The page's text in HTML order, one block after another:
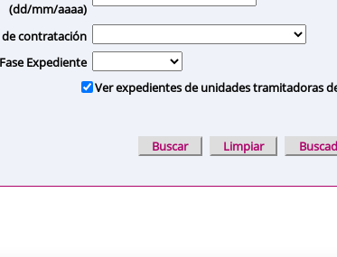
(dd/mm/aaaa)
de contratación
Fase Expediente
Ver expedientes de unidades tramitadoras